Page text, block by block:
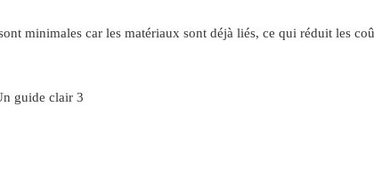
minimales car les matériaux sont déjà liés, ce qui réduit les